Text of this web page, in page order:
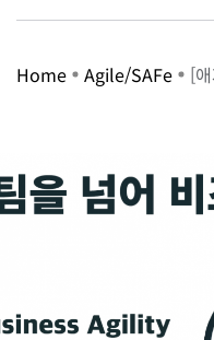
Home Agile/SAFe [